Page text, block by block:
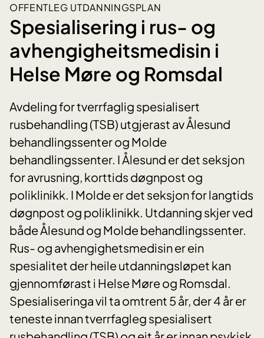
OFFENTLEG UTDANNINGSPLAN
Spesialisering i rus- og
avhengigheitsmedisin i
Helse Møre og Romsdal
Avdeling for tverrfaglig spesialisert
rusbehandling (TSB) utgjerast av Ålesund
behandlingssenter og Molde
behandlingssenter. I Ålesund er det seksjon
for avrusning, korttids døgnpost og
poliklinikk. I Molde er det seksjon for langtids
døgnpost og poliklinikk. Utdanning skjer ved
både Ålesund og Molde behandlingssenter.
Rus- og avhengighetsmedisin er ein
spesialitet der heile utdanningsløpet kan
gjennomførast i Helse Møre og Romsdal.
Spesialiseringa vil ta omtrent 5 år, der 4 år er
teneste innan tverrfagleg spesialisert